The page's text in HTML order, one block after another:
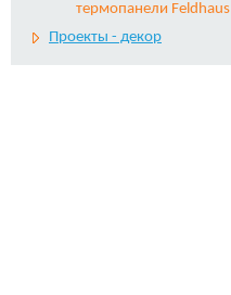
термопанели Feldhaus
Проекты - декор